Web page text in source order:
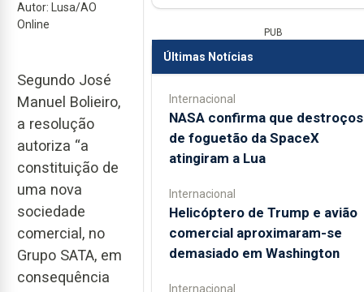
Autor: Lusa/AO
Online
Segundo José
Manuel Bolieiro,
a resolução
autoriza “a
constituição de
uma nova
sociedade
comercial, no
Grupo SATA, em
consequência
PUB
Últimas Notícias
Internacional
NASA confirma que destroços
de foguetão da SpaceX
atingiram a Lua
Internacional
Helicóptero de Trump e avião
comercial aproximaram-se
demasiado em Washington
Internacional